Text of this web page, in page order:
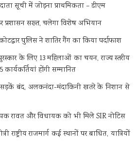
सूची में जोड़ना प्राथमिकता – डीएम
प्रशासन सख्त, चलेगा विशेष अभियान
पुलिस ने शातिर गैंग का किया पर्दाफाश
पुरस्कार के लिए 13 महिलाओं का चयन, राज्य स्तरीय
होंगी सम्मानित
सड़कें बंद, अलकनंदा-मंदाकिनी खतरे के निशान से
रावत और विधायक को भी मिले SIR नोटिस
राष्ट्रीय राजमार्ग कई स्थानों पर बाधित, यात्रियों